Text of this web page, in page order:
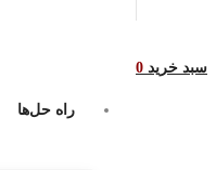
سبد خرید 0
راه حل‌ها